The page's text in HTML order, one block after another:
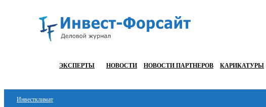
ЭКСПЕРТЫ НОВОСТИ НОВОСТИ ПАРТНЕРОВ КАРИКАТУРЫ
Инвестклимат